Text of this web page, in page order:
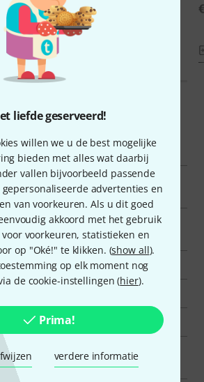
liefde geserveerd!
willen we u de best mogelijke
bieden met alles wat daarbij
vallen bijvoorbeeld passende
advertenties en
van voorkeuren. Als u dit goed
akkoord met het gebruik
voor voorkeuren, statistieken en
op "Oké!" te klikken. (show all).
op elk moment nog
de cookie-instellingen (hier).
Prima!
verdere informatie
€ 19,90
Navigator
Snaren voor therapie- en meditatieve
oogopslag
Snaren voor therapie- en
Meditatie en Muziektherapie
Traditionele instrumenten
voor Äolis Klangspiele
Traditionele instrumenten in een